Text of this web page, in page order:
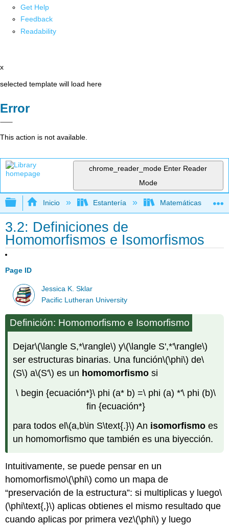
Get Help
Feedback
Readability
x
selected template will load here
Error
This action is not available.
chrome_reader_mode Enter Reader
Mode
Expandir/contraer jerarquía global
Inicio Estantería Matemáticas
3.2: Definiciones de
Homomorfismos e Isomorfismos
Page ID
Jessica K. Sklar
Pacific Lutheran University
Definición: Homomorfismo e Isomorfismo
Dejar\(\langle S,*\rangle\) y\(\langle S',*'\rangle\)
ser estructuras binarias. Una función\(\phi\) de\
(S\) a\(S'\) es un homomorfismo si
\ begin {ecuación*}\ phi (a* b) =\ phi (a) *'\ phi (b)\
fin {ecuación*}
para todos el\(a,b\in S\text{.}\) An isomorfismo es
un homomorfismo que también es una biyección.
Intuitivamente, se puede pensar en un
homomorfismo\(\phi\) como un mapa de
“preservación de la estructura”: si multiplicas y luego\
(\phi\text{,}\) aplicas obtienes el mismo resultado que
cuando aplicas por primera vez\(\phi\) y luego